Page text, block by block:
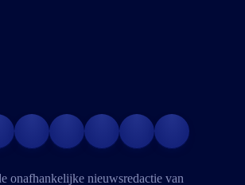
onafhankelijke nieuwsredactie van